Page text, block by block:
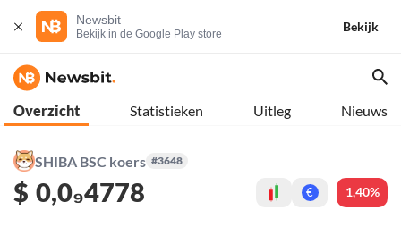
Newsbit
Bekijk in de Google Play store
Bekijk
Overzicht Statistieken Uitleg Nieuws
SHIBA BSC koers #3648
$ 0,0₉4778 € 1,40%